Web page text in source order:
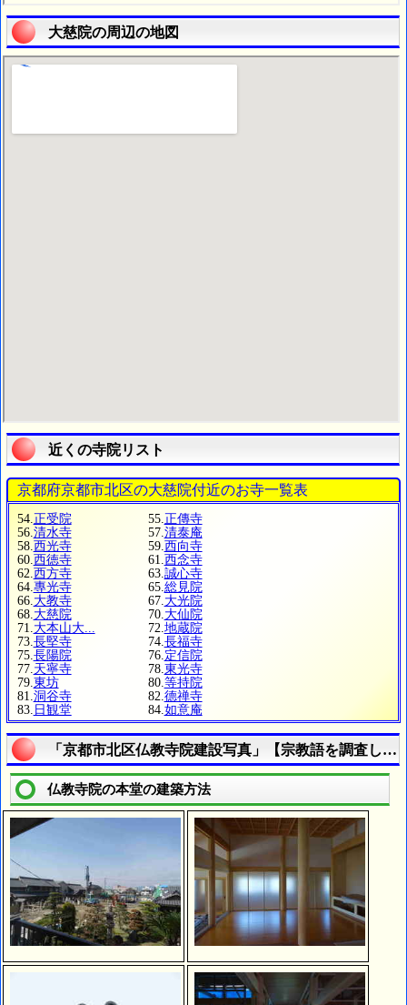
大慈院の周辺の地図
近くの寺院リスト
京都府京都市北区の大慈院付近のお寺一覧表
54. 正受院 55. 正傳寺
56. 清水寺 57. 清泰庵
58. 西光寺 59. 西向寺
60. 西徳寺 61. 西念寺
62. 西方寺 63. 誠心寺
64. 專光寺 65. 総見院
66. 大教寺 67. 大光院
68. 大慈院 70. 大仙院
71. 大本山大... 72. 地蔵院
73. 長堅寺 74. 長福寺
75. 長陽院 76. 定信院
77. 天寧寺 78. 東光寺
79. 東坊 80. 等持院
81. 洞谷寺 82. 德禅寺
83. 日観堂 84. 如意庵
「京都市北区仏教寺院建設写真」【宗教語を調査しよ
仏教寺院の本堂の建築方法